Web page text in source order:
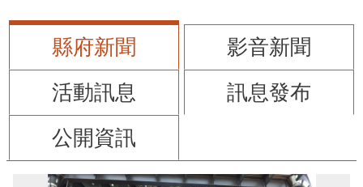
縣府新聞
影音新聞
活動訊息
訊息發布
公開資訊